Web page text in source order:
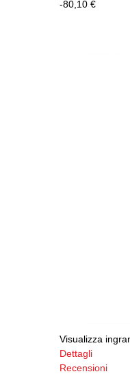
-80,10 €
Visualizza
Dettagli
Recensioni